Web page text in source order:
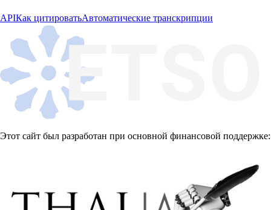
APIКак цитироватьАвтоматические транскрипции
Этот сайт был разработан при основной финансовой поддержке: